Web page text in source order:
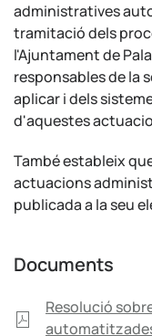
administratives
tramitació dels
l'Ajuntament de
responsables de la
aplicar i dels
d'aquestes
També estableix
actuacions
publicada a la seu
Documents
Resolució